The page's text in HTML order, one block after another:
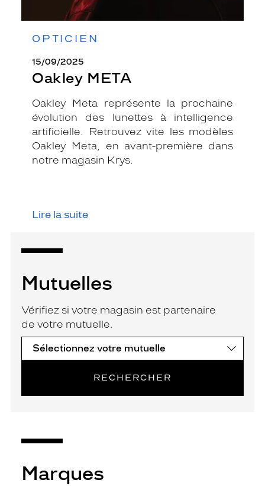
OPTICIEN
15/09/2025
Oakley META
Oakley Meta représente la prochaine
évolution des lunettes à intelligence
artificielle. Retrouvez vite les modèles
Oakley Meta, en avant-première dans
notre magasin Krys.
Lire la suite
Mutuelles
Vérifiez si votre magasin est partenaire
de votre mutuelle.
RECHERCHER
Marques